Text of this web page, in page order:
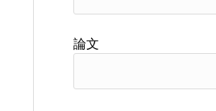
論文